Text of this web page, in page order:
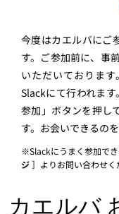
今度はカエルバにご
す。ご参加前に、事
いただいております
Slackにて行われま
参加」ボタンを押し
す。お会いできるの
※Slackにうまく参加で
ジ］よりお問い合わせく